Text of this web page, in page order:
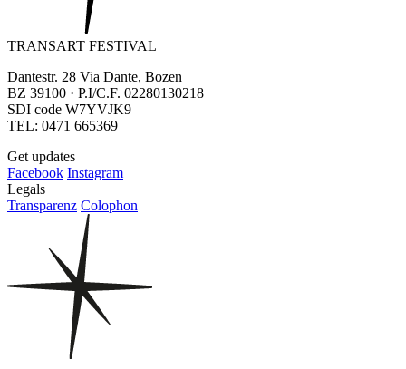
TRANSART FESTIVAL
Dantestr. 28 Via Dante, Bozen
BZ 39100 · P.I/C.F. 02280130218
SDI code W7YVJK9
TEL: 0471 665369
Get updates
Facebook Instagram
Legals
Transparenz Colophon